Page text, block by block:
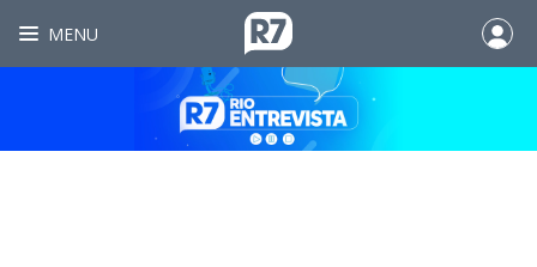
MENU